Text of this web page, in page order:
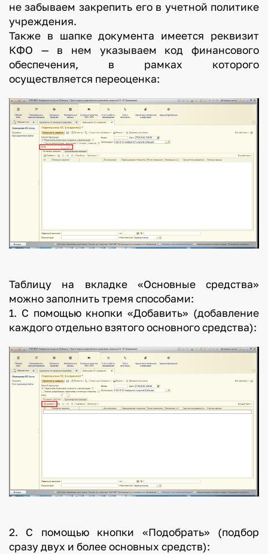
не забываем закрепить его в учетной политике
учреждения.
Также в шапке документа имеется реквизит
КФО — в нем указываем код финансового
обеспечения, в рамках которого
осуществляется переоценка:
Таблицу на вкладке «Основные средства»
можно заполнить тремя способами:
1. С помощью кнопки «Добавить» (добавление
каждого отдельно взятого основного средства):
2. С помощью кнопки «Подобрать» (подбор
сразу двух и более основных средств):